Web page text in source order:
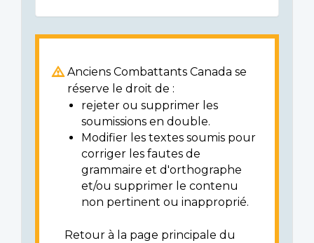
Anciens Combattants Canada se
réserve le droit de :
rejeter ou supprimer les
soumissions en double.
Modifier les textes soumis pour
corriger les fautes de
grammaire et d'orthographe
et/ou supprimer le contenu
non pertinent ou inapproprié.
Retour à la page principale du